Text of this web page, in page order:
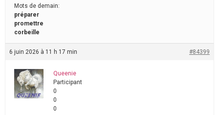
Mots de demain:
préparer
promettre
corbeille
6 juin 2026 à 11 h 17 min #84399
Queenie
Participant
0
0
0